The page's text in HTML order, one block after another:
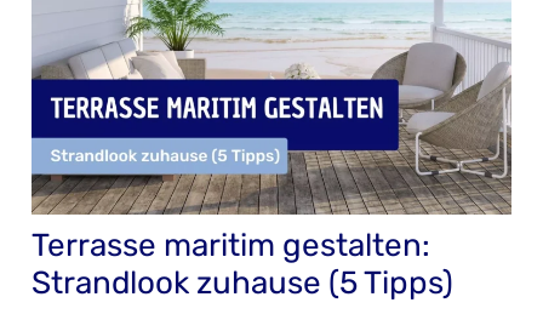
Terrasse maritim gestalten:
Strandlook zuhause (5 Tipps)